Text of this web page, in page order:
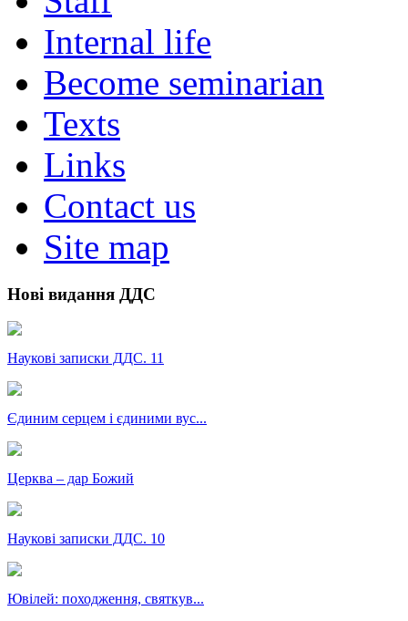
Internal life
Become seminarian
Texts
Links
Contact us
Site map
Нові видання ДДС
Наукові записки ДДС. 11
Єдиним серцем і єдиними вус...
Церква – дар Божий
Наукові записки ДДС. 10
Ювілей: походження, святкув...